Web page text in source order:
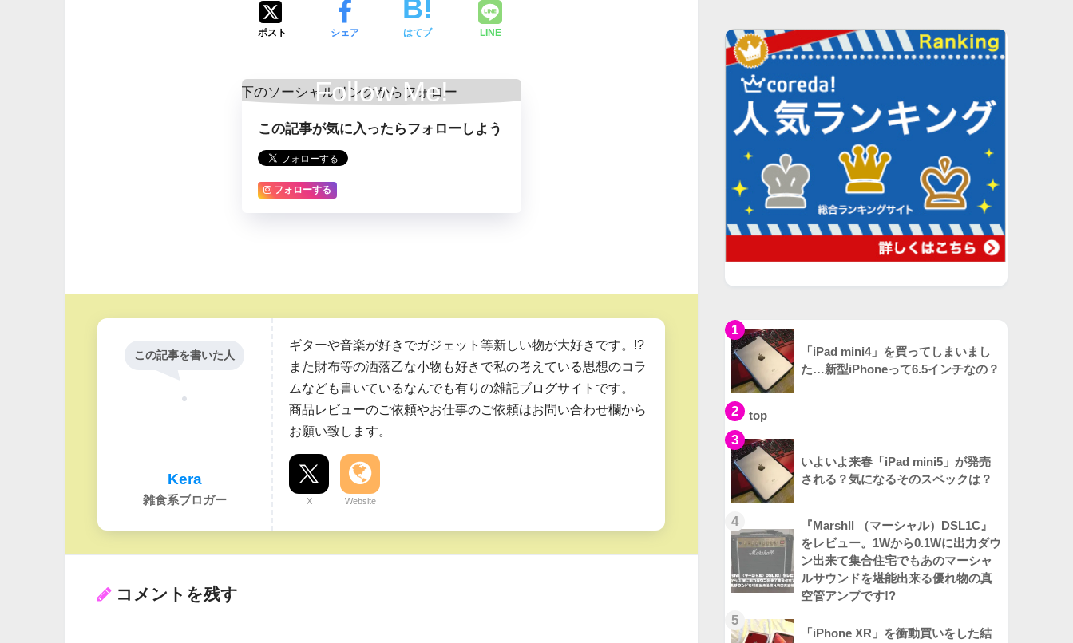
ポスト シェア はてブ LINE
Follow Me!
この記事が気に入ったらフォローしよう
フォローする
この記事を書いた人
Kera
雑食系ブロガー
ギターや音楽が好きでガジェット等新しい物が大好きです。!?
また財布等の洒落乙な小物も好きで私の考えている思想のコラ
ムなども書いているなんでも有りの雑記ブログサイトです。
商品レビューのご依頼やお仕事のご依頼はお問い合わせ欄から
お願い致します。
X Website
コメントを残す
1
「iPad mini4」を買ってしまいまし
た…新型iPhoneって6.5インチなの？
2 top
3
いよいよ来春「iPad mini5」が発売
される？気になるそのスペックは？
4
『Marshll （マーシャル）DSL1C』
をレビュー。1Wから0.1Wに出力ダウ
ン出来て集合住宅でもあのマーシャ
ルサウンドを堪能出来る優れ物の真
空管アンプです!?
5
「iPhone XR」を衝動買いをした結